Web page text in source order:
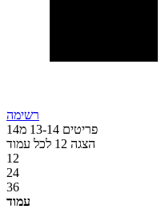
רשימה
פריטים
13-14 מ14
הצגה 12 לכל עמוד
12
24
36
עמוד